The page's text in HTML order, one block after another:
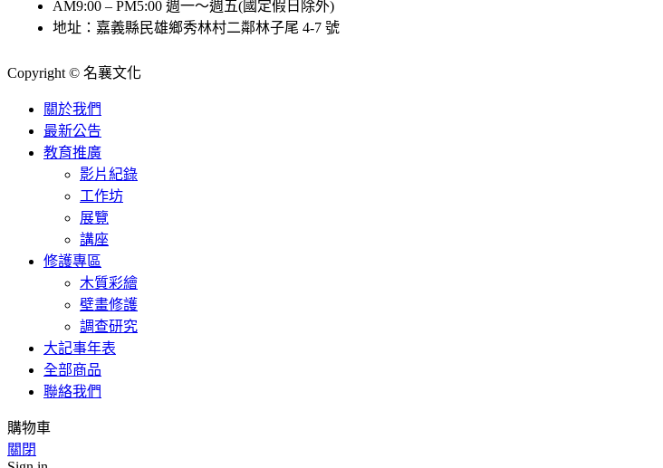
AM9:00 – PM5:00 週一～週五(國定假日除外)
地址：嘉義縣民雄鄉秀林村二鄰林子尾 4-7 號
Copyright © 名襄文化
關於我們
最新公告
教育推廣
影片紀錄
工作坊
展覽
講座
修護專區
木質彩繪
壁畫修護
調查研究
大記事年表
全部商品
聯絡我們
購物車
關閉